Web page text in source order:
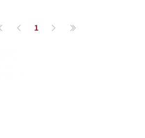
一頁上一頁
1 下一頁最後一頁